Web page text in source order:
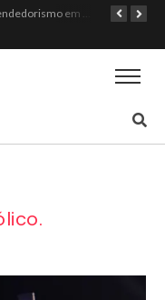
Empreendedorismo em Irecê: Como Arthur Transformou Disciplina Acadêmica na Marca Hustle Culture